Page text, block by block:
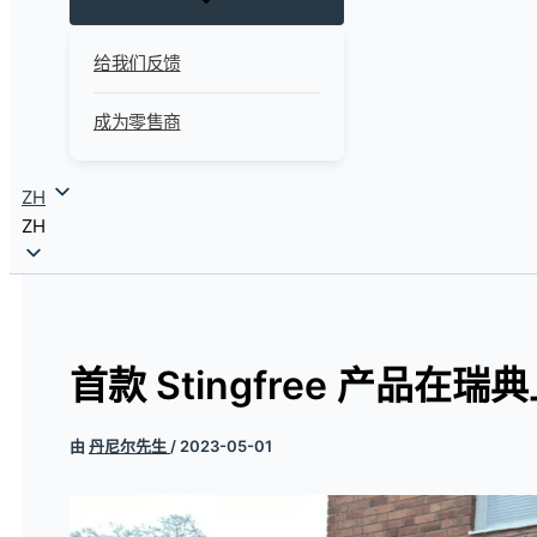
给我们反馈
成为零售商
ZH
ZH
首款 Stingfree 产品在瑞典
由 丹尼尔先生 / 2023-05-01